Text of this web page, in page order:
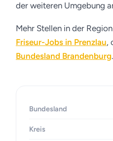
der weiteren Umgebung
Mehr Stellen in der
Friseur-Jobs in Prenzlau,
Bundesland Brandenburg.
Bundesland
Kreis